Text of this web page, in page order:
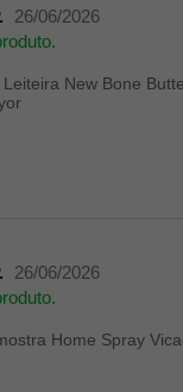
26/06/2026
Leiteira New Bone
26/06/2026
Home Spray